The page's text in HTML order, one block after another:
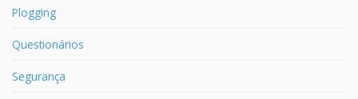
Plogging
Questionários
Segurança